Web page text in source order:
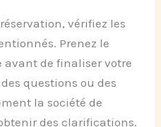
vérifiez les
Prenez le
avant de finaliser votre
questions ou des
la société de
des clarifications.